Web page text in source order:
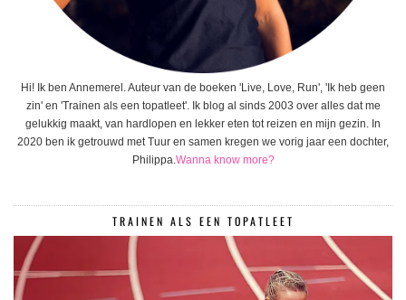
Hi! Ik ben Annemerel. Auteur van de boeken 'Live, Love, Run', 'Ik heb geen
zin' en 'Trainen als een topatleet'. Ik blog al sinds 2003 over alles dat me
gelukkig maakt, van hardlopen en lekker eten tot reizen en mijn gezin. In
2020 ben ik getrouwd met Tuur en samen kregen we vorig jaar een dochter,
Philippa.Wanna know more?
TRAINEN ALS EEN TOPATLEET